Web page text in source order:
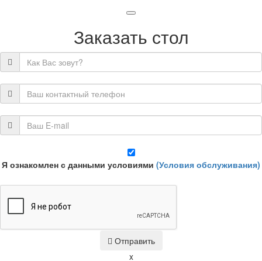
Заказать стол
Я ознакомлен с данными условиями (Условия обслуживания)
Отправить
x